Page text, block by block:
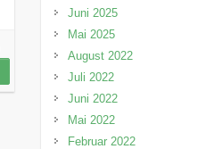
Juni 2025
Mai 2025
August 2022
Juli 2022
Juni 2022
Mai 2022
Februar 2022